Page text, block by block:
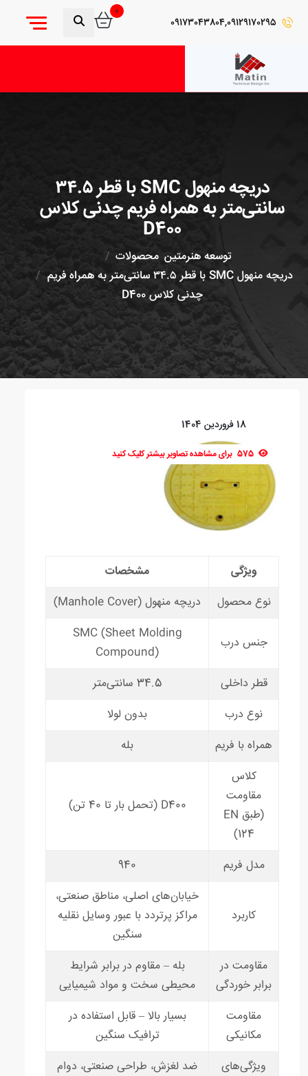
09173043804,09129170295
0
دریچه منهول SMC با قطر ۳۴.۵
سانتی‌متر به همراه فریم چدنی کلاس
D400
توسعه هنرمتین محصولات
دریچه منهول SMC با قطر ۳۴.۵ سانتی‌متر به همراه فریم
چدنی کلاس D400
18 فروردین 1404
برای مشاهده تصاویر بیشتر کلیک کنید
ویژگی
مشخصات
نوع محصول
دریچه منهول (Manhole Cover)
جنس درب
SMC (Sheet Molding
Compound)
قطر داخلی
34.5 سانتی‌متر
نوع درب
بدون لولا
همراه با فریم
بله
کلاس
مقاومت
(طبق EN
124)
D400 (تحمل بار تا 40 تن)
مدل فریم 940
کاربرد
خیابان‌های اصلی، مناطق صنعتی،
مراکز پرتردد با عبور وسایل نقلیه
سنگین
مقاومت در
برابر خوردگی
بله – مقاوم در برابر شرایط
محیطی سخت و مواد شیمیایی
مقاومت
مکانیکی
بسیار بالا – قابل استفاده در
ترافیک سنگین
ویژگی‌های
ضد لغزش، طراحی صنعتی، دوام